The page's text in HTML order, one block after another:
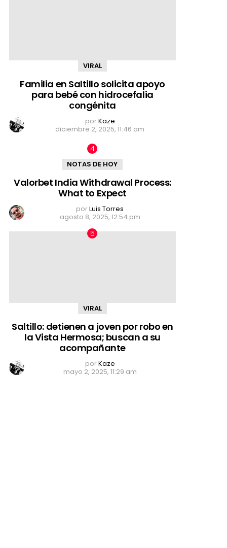
VIRAL
Familia en Saltillo solicita apoyo
para bebé con hidrocefalia
congénita
porKaze
diciembre 2, 2025, 11:46 am
NOTAS DE HOY
Valorbet India Withdrawal Process:
What to Expect
porLuis Torres
agosto 8, 2025, 12:54 pm
VIRAL
Saltillo: detienen a joven por robo en
la Vista Hermosa; buscan a su
acompañante
porKaze
mayo 2, 2025, 11:29 am